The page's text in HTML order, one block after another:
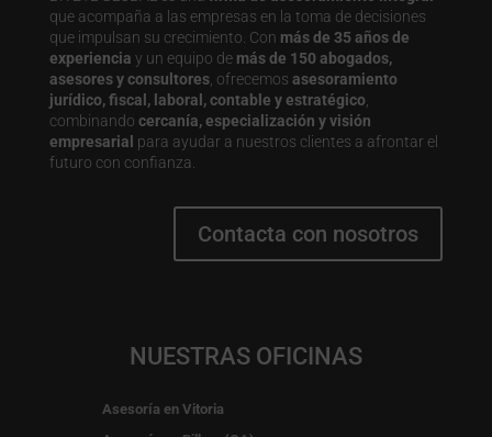
que acompaña a las empresas en la toma de decisiones
que impulsan su crecimiento. Con más de 35 años de
experiencia y un equipo de más de 150 abogados,
asesores y consultores, ofrecemos asesoramiento
jurídico, fiscal, laboral, contable y estratégico
combinando cercanía, especialización y visión
empresarial para ayudar a nuestros clientes a afrontar el
futuro con confianza.
Contacta con nosotros
NUESTRAS OFICINAS
Asesoría en Vitoria